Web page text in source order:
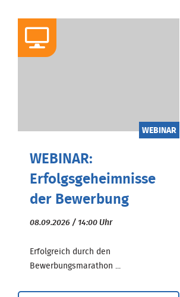
WEBINAR
WEBINAR:
Erfolgsgeheimnisse
der Bewerbung
08.09.2026 / 14:00 Uhr
Erfolgreich durch den
Bewerbungsmarathon ...